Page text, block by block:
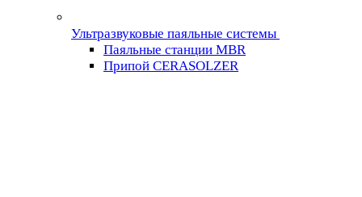
Ультразвуковые паяльные системы
Паяльные станции MBR
Припой CERASOLZER